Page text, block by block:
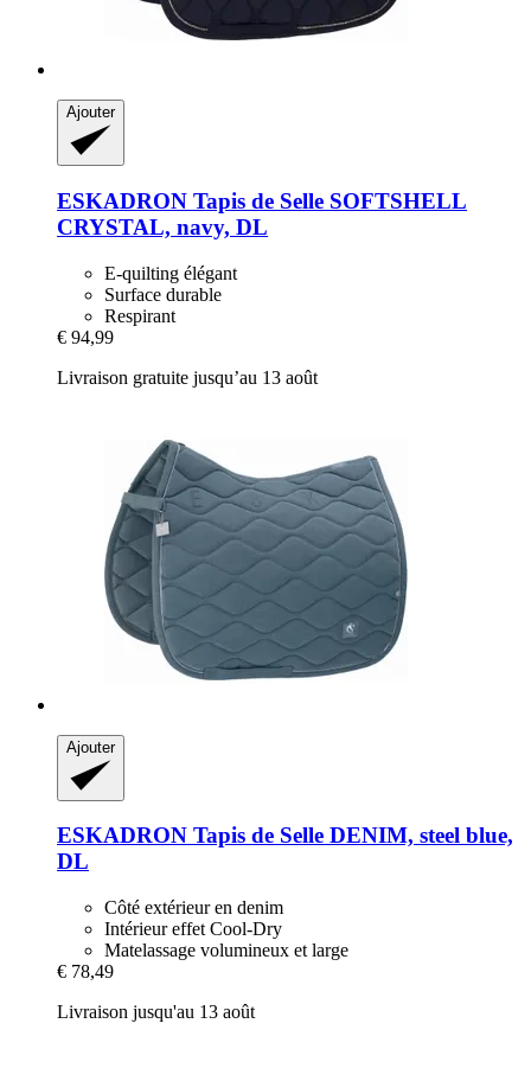
Ajouter
ESKADRON Tapis de Selle SOFTSHELL
CRYSTAL, navy, DL
E-quilting élégant
Surface durable
Respirant
€ 94,99
Livraison gratuite jusqu’au 13 août
Ajouter
ESKADRON Tapis de Selle DENIM, steel blue,
DL
Côté extérieur en denim
Intérieur effet Cool-Dry
Matelassage volumineux et large
€ 78,49
Livraison jusqu'au 13 août